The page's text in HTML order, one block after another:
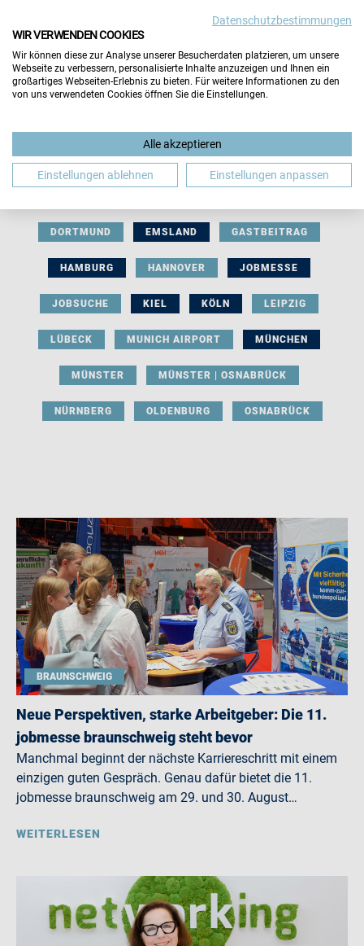
BERUFLICHE ORIENTIERUNG BEWERBUNG
DORTMUND EMSLAND GASTBEITRAG
HAMBURG HANNOVER JOBMESSE
JOBSUCHE KIEL KÖLN LEIPZIG
LÜBECK MUNICH AIRPORT MÜNCHEN
MÜNSTER MÜNSTER | OSNABRÜCK
NÜRNBERG OLDENBURG OSNABRÜCK
BRAUNSCHWEIG
Neue Perspektiven, starke Arbeitgeber: Die 11.
jobmesse braunschweig steht bevor
Manchmal beginnt der nächste Karriereschritt mit einem
einzigen guten Gespräch. Genau dafür bietet die 11.
jobmesse braunschweig am 29. und 30. August…
WEITERLESEN
Datenschutzbestimmungen
WIR VERWENDEN COOKIES
Wir können diese zur Analyse unserer Besucherdaten platzieren, um unsere
Webseite zu verbessern, personalisierte Inhalte anzuzeigen und Ihnen ein
großartiges Webseiten-Erlebnis zu bieten. Für weitere Informationen zu den
von uns verwendeten Cookies öffnen Sie die Einstellungen.
Alle akzeptieren
Einstellungen ablehnen Einstellungen anpassen